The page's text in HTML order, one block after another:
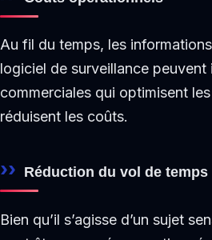
Au fil du temps, les
logiciel de surveillance
commerciales qui optimisent
réduisent les coûts.
Réduction du vol de temps
Bien qu’il s’agisse d’un sujet